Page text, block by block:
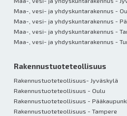
Maa-, vesi- ja yhdyskuntarakennus -
Maa-, vesi- ja yhdyskuntarakennus -
Maa-, vesi- ja yhdyskuntarakennus -
Maa-, vesi- ja
Rakennustuote­teollisuus
Rakennustuoteteollisuus- Jyväskylä
Rakennustuoteteollisuus - Oulu
Rakennustuoteteollisuus -
Rakennustuoteteollisuus - Tampere